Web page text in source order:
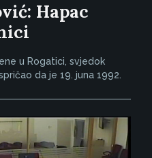
Hapac
u Rogatici, svjedok
da je 19. juna 1992.